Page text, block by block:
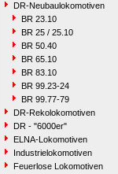
DR-Neubaulokomotiven
BR 23.10
BR 25 / 25.10
BR 50.40
BR 65.10
BR 83.10
BR 99.23-24
BR 99.77-79
DR-Rekolokomotiven
DR - "6000er"
ELNA-Lokomotiven
Industrielokomotiven
Feuerlose Lokomotiven